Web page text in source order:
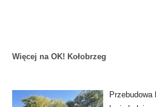
Więcej na OK! Kołobrzeg
Przebudowa